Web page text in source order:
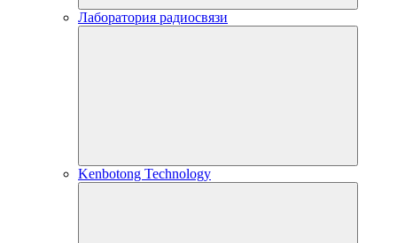
Лаборатория радиосвязи
Kenbotong Technology